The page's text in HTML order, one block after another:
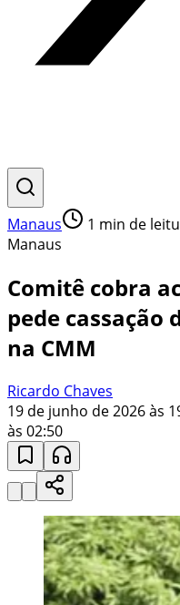
Manaus 1 min de
Manaus
Comitê cobra
pede cassação
na CMM
Ricardo Chaves
19 de junho de 2026 às
às 02:50